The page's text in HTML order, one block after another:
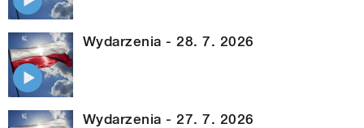
Wydarzenia - 28. 7. 2026
Wydarzenia - 27. 7. 2026